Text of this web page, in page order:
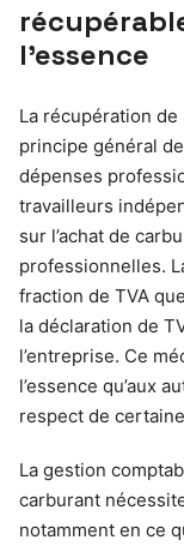
l’essence
La récupération de
principe général
dépenses
travailleurs
sur l’achat de
professionnelles.
fraction de TVA
la déclaration de
l’entreprise. Ce
l’essence qu’aux
respect de
La gestion
carburant
notamment en ce